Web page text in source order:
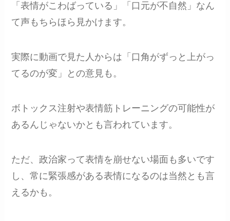
「表情がこわばっている」「口元が不自然」なん
て声もちらほら見かけます。
実際に動画で見た人からは「口角がずっと上がっ
てるのが変」との意見も。
ボトックス注射や表情筋トレーニングの可能性が
あるんじゃないかとも言われています。
ただ、政治家って表情を崩せない場面も多いです
し、常に緊張感がある表情になるのは当然とも言
えるかも。